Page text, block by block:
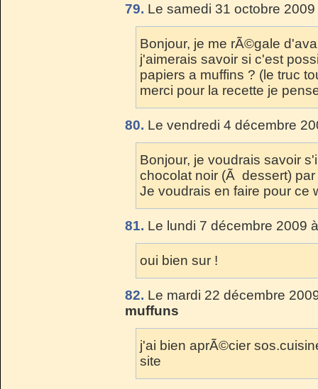
79. Le samedi 31 octobre
Bonjour, je me rÃ©gale
j'aimerais savoir si c'est
papiers a muffins ? (le truc
merci pour la recette je
80. Le vendredi 4 décembre
Bonjour, je voudrais savoir
chocolat noir (Ã dessert)
Je voudrais en faire pour ce
81. Le lundi 7 décembre 2009
oui bien sur !
82. Le mardi 22 décembre
muffuns
j'ai bien aprÃ©cier
site